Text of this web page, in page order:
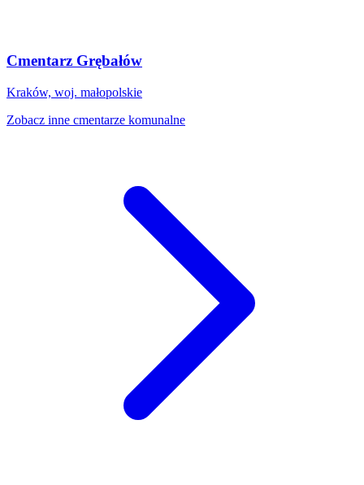
Cmentarz Grębałów
Kraków, woj. małopolskie
Zobacz inne cmentarze komunalne